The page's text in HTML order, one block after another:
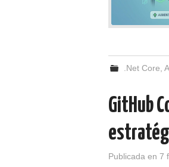
.Net Core ,
GitHub
Publicada en 7